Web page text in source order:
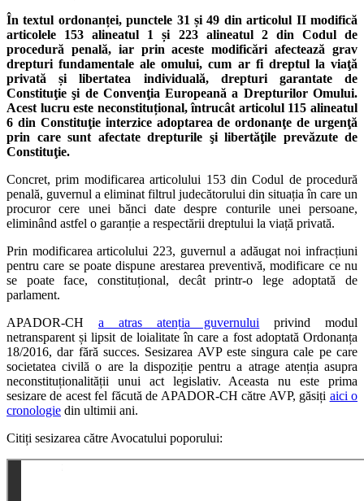
În textul ordonanței, punctele 31 și 49 din articolul II modifică
articolele 153 alineatul 1 și 223 alineatul 2 din Codul de
procedură penală, iar prin aceste modificări afectează grav
drepturi fundamentale ale omului, cum ar fi dreptul la viaţă
privată și libertatea individuală, drepturi garantate de
Constituţie şi de Convenţia Europeană a Drepturilor Omului.
Acest lucru este neconstituțional, întrucât articolul 115 alineatul
6 din Constituţie interzice adoptarea de ordonanţe de urgenţă
prin care sunt afectate drepturile şi libertăţile prevăzute de
Constituţie.
Concret, prim modificarea articolului 153 din Codul de procedură
penală, guvernul a eliminat filtrul judecătorului din situația în care un
procuror cere unei bănci date despre conturile unei persoane,
eliminând astfel o garanție a respectării dreptului la viață privată.
Prin modificarea articolului 223, guvernul a adăugat noi infracțiuni
pentru care se poate dispune arestarea preventivă, modificare ce nu
se poate face, constituțional, decât printr-o lege adoptată de
parlament.
APADOR-CH a atras atenția guvernului privind modul
netransparent și lipsit de loialitate în care a fost adoptată Ordonanța
18/2016, dar fără succes. Sesizarea AVP este singura cale pe care
societatea civilă o are la dispoziție pentru a atrage atenția asupra
neconstituționalității unui act legislativ. Aceasta nu este prima
sesizare de acest fel făcută de APADOR-CH către AVP, găsiți aici o
cronologie din ultimii ani.
Citiți sesizarea către Avocatului poporului: